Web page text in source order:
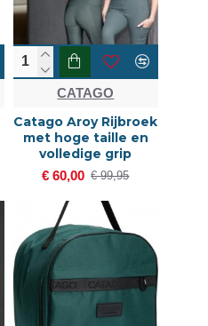
CATAGO
Catago Aroy Rijbroek
met hoge taille en
volledige grip
€ 60,00 € 99,95